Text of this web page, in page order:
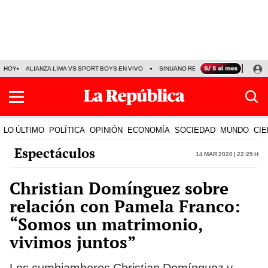
HOY ALIANZA LIMA VS SPORT BOYS EN VIVO SINUANO RESULTADOS HOY
LO ÚLTIMO POLÍTICA OPINIÓN ECONOMÍA SOCIEDAD MUNDO
Espectáculos 14 Mar 2020 | 22:25 h
Christian Domínguez sobre
relación con Pamela Franco:
“Somos un matrimonio,
vivimos juntos”